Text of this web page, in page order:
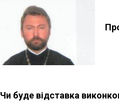
Чи буде відставка